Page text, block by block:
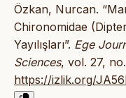
Özkan, Nurcan.
Chironomidae
Yayılışları”. Ege
Sciences, vol. 27,
https://izlik.org/